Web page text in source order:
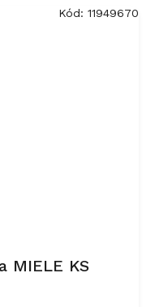
MIELE KS
Kód: 11949670